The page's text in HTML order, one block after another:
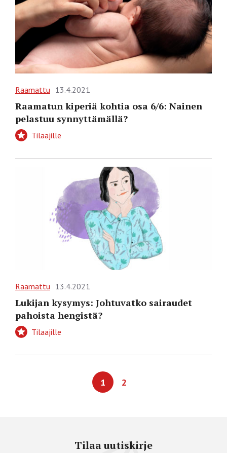
Raamattu 13.4.2021
Raamatun kiperiä kohtia osa 6/6: Nainen
pelastuu synnyttämällä?
Tilaajille
Raamattu 13.4.2021
Lukijan kysymys: Johtuvatko sairaudet
pahoista hengistä?
Tilaajille
1 2
Tilaa uutiskirje